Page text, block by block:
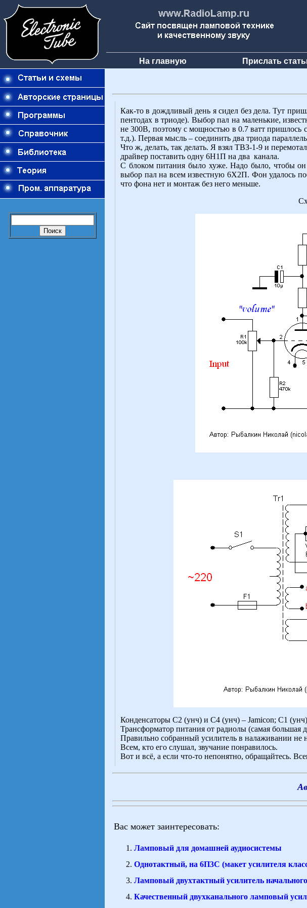
На главную Прислать
Как-то в дождливый день я сидел без дела. Тут
пентодах в триоде). Выбор пал на маленькие,
не 300B, поэтому с мощностью в 0.7 ватт пришлось
т.д.). Первая мысль – соединить два триода
Что ж, делать, так делать. Я взял ТВЗ-1-9 и
драйвер поставить одну 6Н1П на два канала.
С блоком питания было хуже. Надо было, чтобы
выбор пал на всем известную 6Х2П. Фон удалось
что фона нет и монтаж без него меньше.
Конденсаторы С2 (унч) и С4 (унч) – Jamicon; С1
Трансформатор питания от радиолы (самая большая
Правильно собранный усилитель в налаживании не
Всем, кто его слушал, звучание понравилось.
Вот и всё, а если что-то непонятно, обращайтесь.
Вас может заинтересовать:
Ламповый для домашней аудиосистемы
Однотактный, на 6П3С (макет усилителя
Ламповый двухтактный усилитель
Качественный двухканального ламповый